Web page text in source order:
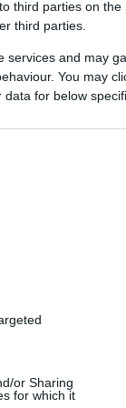
third parties on the
third parties.
services and may
You may
for below
or Sharing
for which it
a levest is
a fehér ingeden
tisztán
mint két nap.
több mint 2 óra
még 2 órát
nem
hogy a 90
való beszélgetés
a kérdéseimre